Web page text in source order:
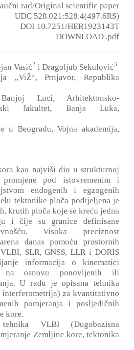
rad/Original scientific paper
UDC 528.021:528.4(497.6RS)
DOI 10.7251/HER1923143T
DOWNLOAD .pdf
Vasić2 i Dragoljub Sekulović3
„ViŽ“, Prnjavor, Republika
Luci, Arhitektonsko-
fakultet, Banja Luka,
u Beogradu, Vojna akademija,
kao najviši dio u strukturnoj
pod istovremenim i
endogenih i egzogenih
tektonike ploča podijeljena je
krutih ploča koje se kreću jedna
i čije su granice definisane
Visoka preciznost
danas pomoću prostornih
SLR, GNSS, LLR i DORIS
informacija o kinematici
na osnovu ponovljenih ili
U radu je opisana tehnika
za kvantitativno
pomjeranja i posljedičnih
kore.
VLBI (Dugobazisna
Zemljine kore, tektonika